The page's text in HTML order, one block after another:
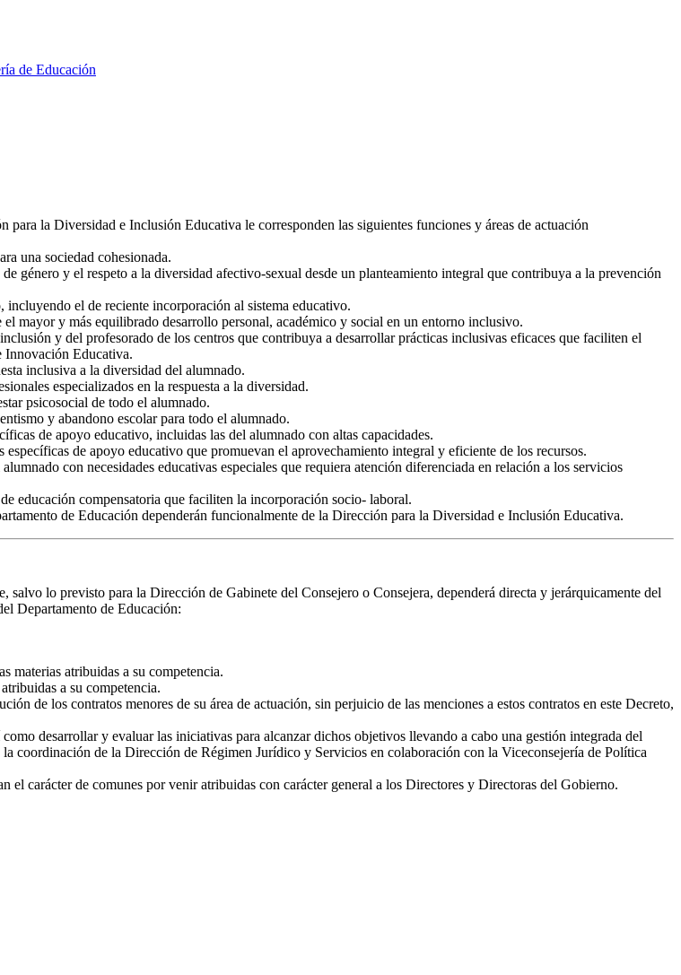
de Educación
para la Diversidad e Inclusión Educativa le corresponden las siguientes funciones y áreas de actuación
una sociedad cohesionada.
género y el respeto a la diversidad afectivo-sexual desde un planteamiento integral que contribuya a la prevención
el de reciente incorporación al sistema educativo.
mayor y más equilibrado desarrollo personal, académico y social en un entorno inclusivo.
y del profesorado de los centros que contribuya a desarrollar prácticas inclusivas eficaces que faciliten el
Innovación Educativa.
inclusiva a la diversidad del alumnado.
especializados en la respuesta a la diversidad.
psicosocial de todo el alumnado.
y abandono escolar para todo el alumnado.
de apoyo educativo, incluidas las del alumnado con altas capacidades.
de apoyo educativo que promuevan el aprovechamiento integral y eficiente de los recursos.
con necesidades educativas especiales que requiera atención diferenciada en relación a los servicios
educación compensatoria que faciliten la incorporación socio- laboral.
de Educación dependerán funcionalmente de la Dirección para la Diversidad e Inclusión Educativa.
lo previsto para la Dirección de Gabinete del Consejero o Consejera, dependerá directa y jerárquicamente del
Departamento de Educación:
materias atribuidas a su competencia.
a su competencia.
de los contratos menores de su área de actuación, sin perjuicio de las menciones a estos contratos en este Decreto,
desarrollar y evaluar las iniciativas para alcanzar dichos objetivos llevando a cabo una gestión integrada del
coordinación de la Dirección de Régimen Jurídico y Servicios en colaboración con la Viceconsejería de Política
carácter de comunes por venir atribuidas con carácter general a los Directores y Directoras del Gobierno.